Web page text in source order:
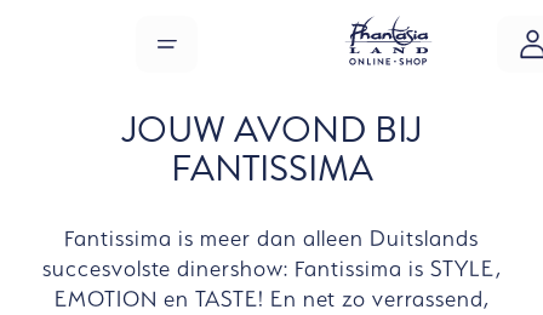
MENU
JOUW AVOND BIJ
FANTISSIMA
Fantissima is meer dan alleen Duitslands
succesvolste dinershow: Fantissima is STYLE,
EMOTION en TASTE! En net zo verrassend,